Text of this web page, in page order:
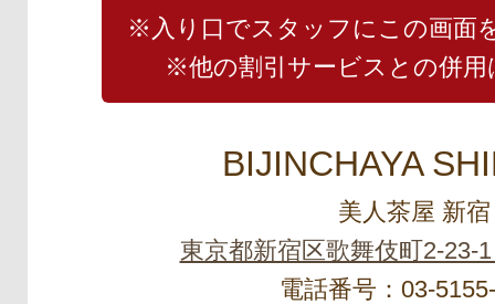
※入り口でスタッフにこの画面
※他の割引サービスとの併
BIJINCHAYA
美人茶屋 新宿
東京都新宿区歌舞伎町2-23-
電話番号：03-